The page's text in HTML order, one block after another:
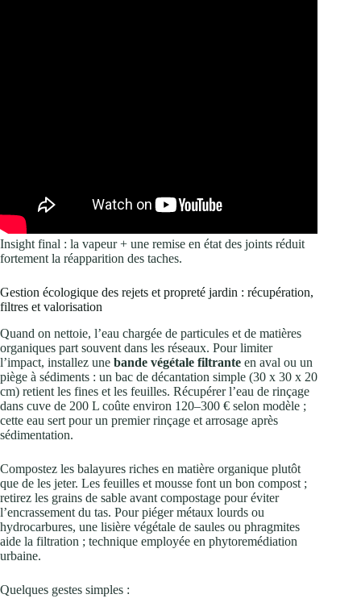
Insight final : la vapeur + une remise en état des joints réduit
fortement la réapparition des taches.
Gestion écologique des rejets et propreté jardin : récupération,
filtres et valorisation
Quand on nettoie, l’eau chargée de particules et de matières
organiques part souvent dans les réseaux. Pour limiter
l’impact, installez une bande végétale filtrante en aval ou un
piège à sédiments : un bac de décantation simple (30 x 30 x 20
cm) retient les fines et les feuilles. Récupérer l’eau de rinçage
dans cuve de 200 L coûte environ 120–300 € selon modèle ;
cette eau sert pour un premier rinçage et arrosage après
sédimentation.
Compostez les balayures riches en matière organique plutôt
que de les jeter. Les feuilles et mousse font un bon compost ;
retirez les grains de sable avant compostage pour éviter
l’encrassement du tas. Pour piéger métaux lourds ou
hydrocarbures, une lisière végétale de saules ou phragmites
aide la filtration ; technique employée en phytoremédiation
urbaine.
Quelques gestes simples :